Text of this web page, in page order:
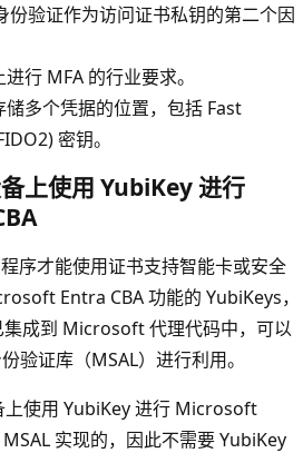
份验证作为访问证书私钥的第二个因
行 MFA 的行业要求。
多个凭据的位置，包括 Fast
密钥。
上使用 YubiKey 进行
序才能使用证书支持智能卡或安全
Entra CBA 功能的 YubiKeys，
成到 Microsoft 代理代码中，可以
验证库（MSAL）进行利用。
使用 YubiKey 进行 Microsoft
实现的，因此不需要 YubiKey